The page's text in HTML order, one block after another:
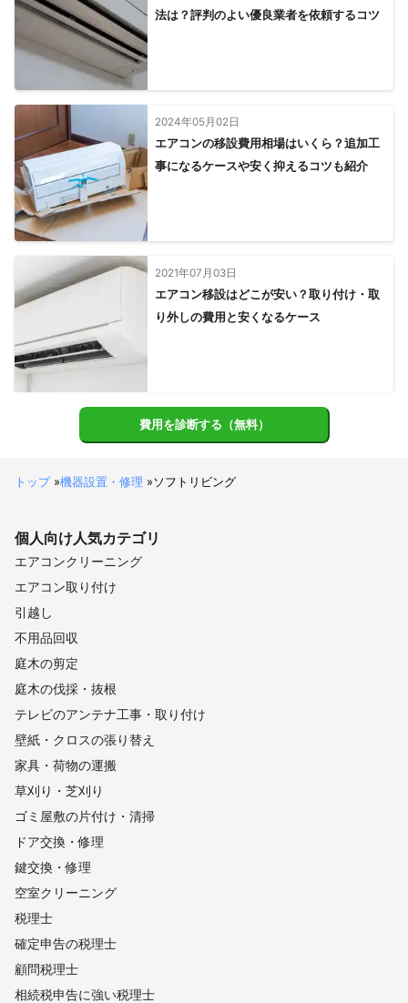
法は？評判のよい優良業者を依頼するコツ
2024年05月02日
エアコンの移設費用相場はいくら？追加工
事になるケースや安く抑えるコツも紹介
2021年07月03日
エアコン移設はどこが安い？取り付け・取
り外しの費用と安くなるケース
費用を診断する（無料）
トップ»機器設置・修理 »ソフトリビング
個人向け人気カテゴリ
エアコンクリーニング
エアコン取り付け
引越し
不用品回収
庭木の剪定
庭木の伐採・抜根
テレビのアンテナ工事・取り付け
壁紙・クロスの張り替え
家具・荷物の運搬
草刈り・芝刈り
ゴミ屋敷の片付け・清掃
ドア交換・修理
鍵交換・修理
空室クリーニング
税理士
確定申告の税理士
顧問税理士
相続税申告に強い税理士